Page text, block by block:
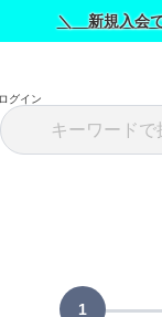
＼ 新規入会
グイン